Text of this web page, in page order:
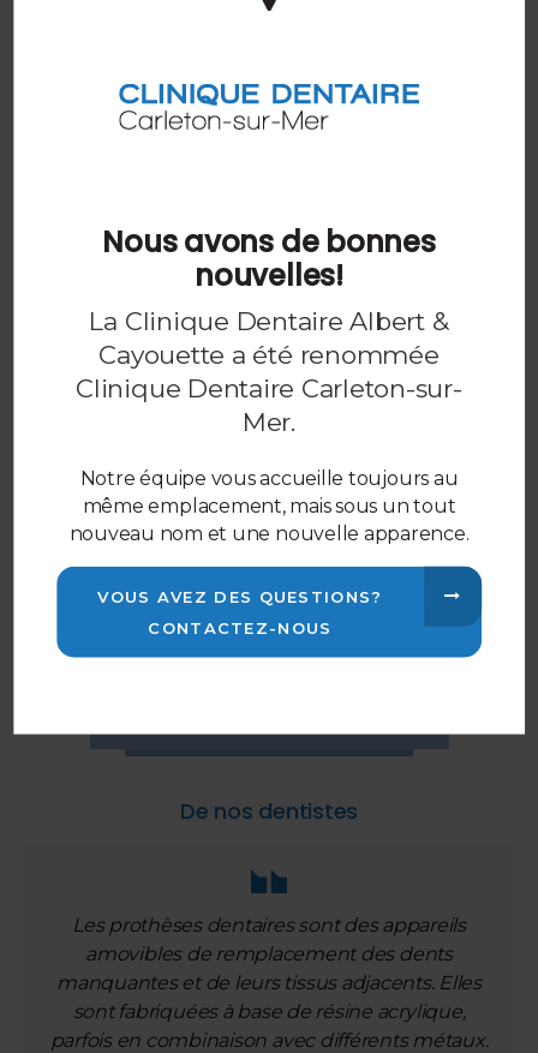
laboratoire dentaire puis envoyé à votre dentiste,
deux rendez-vous dentaires.
aujourd'hui.
Sourire avec confiance
Blanchiment, facettes et plus
encore pour améliorer
l'apparence de votre sourire.
De nos dentistes
Les prothèses dentaires sont des appareils
amovibles de remplacement des dents
manquantes et de leurs tissus adjacents. Elles
sont fabriquées à base de résine acrylique,
parfois en combinaison avec différents métaux.
Nous avons de bonnes
nouvelles!
La Clinique Dentaire Albert &
Cayouette a été renommée
Clinique Dentaire Carleton-sur-
Mer.
Notre équipe vous accueille toujours au
même emplacement, mais sous un tout
nouveau nom et une nouvelle apparence.
VOUS AVEZ DES QUESTIONS?
CONTACTEZ-NOUS